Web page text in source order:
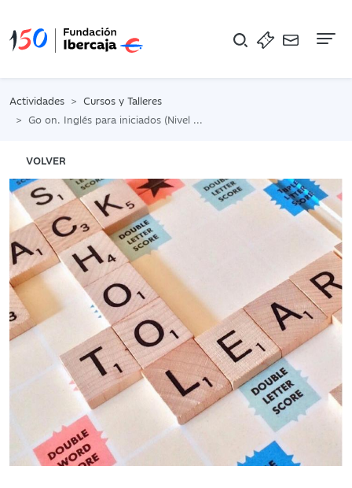
Actividades
Cursos y Talleres
Go on. Inglés para iniciados (Nivel A2-B1)
VOLVER